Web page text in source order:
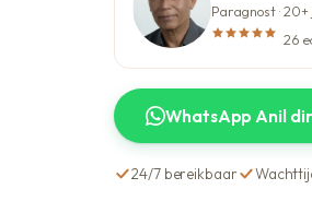
Paragnost ·
26
WhatsApp Anil
24/7 bereikbaar